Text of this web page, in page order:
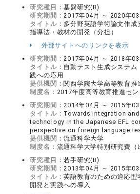
研究種目：基盤研究(B)
研究期間：2017年04月 ～ 2020年03
タイトル： 多分野英語学術論文作成
指導法・教材の開発（分担）
外部サイトへのリンクを表示
研究期間：2017年04月 ～ 2018年03
タイトル： 自動テスト生成システム
践への応用
提供機関： 関西学院大学高等教育推
制度名： 2017年度高等教育推進セ
研究期間：2014年04月 ～ 2015年03
タイトル： Towards integration
technology in the Japanese EFL
perspective on foreign language
提供機関：流通科学大学
制度名： 流通科学大学特別研究費（
研究種目：若手研究(B)
研究期間：2013年04月 ～ 2015年03
タイトル：英語教育のための適応型
開発と実践への導入